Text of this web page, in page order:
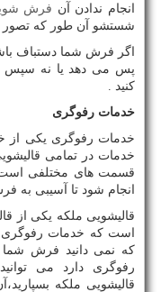
انجام ندادن آن فرش
شستشو آن طور که تصور
اگر فرش شما دستباف
پس می دهد یا نه سپس
کنید .
خدمات رفوگری
خدمات رفوگری یکی از
خدمات در تمامی
قسمت های مختلفی
انجام شود تا آسیبی به
قالیشویی ملکه یکی از
است که خدمات رفوگری
که نمی دانید فرش شما
رفوگری دارد می
قالیشویی ملکه